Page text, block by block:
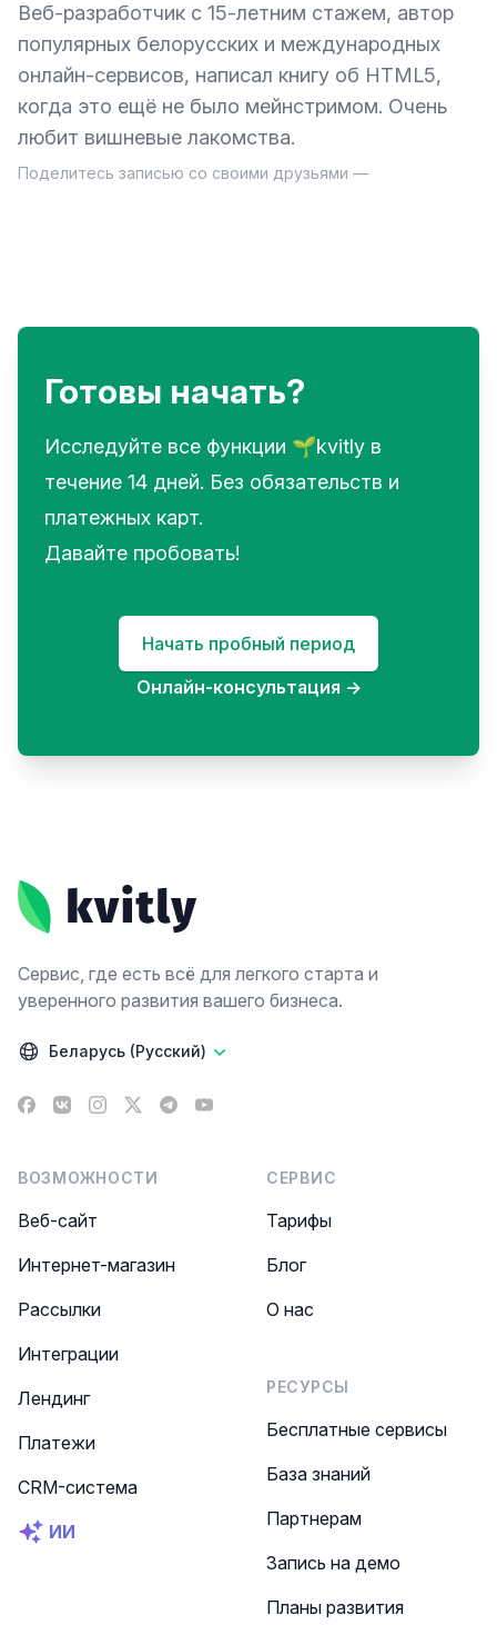
Веб-разработчик с 15-летним стажем, автор
популярных белорусских и международных
онлайн-сервисов, написал книгу об HTML5,
когда это ещё не было мейнстримом. Очень
любит вишневые лакомства.
Поделитесь записью со своими друзьями —
Готовы начать?
Исследуйте все функции 🌱kvitly в
течение 14 дней. Без обязательств и
платежных карт.
Давайте пробовать!
Начать пробный период
Онлайн-консультация →
Сервис, где есть всё для легкого старта и
уверенного развития вашего бизнеса.
Беларусь (Русский)
Facebook
VK Instagram
X TelegramYouTube
ВОЗМОЖНОСТИ
Веб-сайт
Интернет-магазин
Рассылки
Интеграции
Лендинг
Платежи
CRM-система
ИИ
СЕРВИС
Тарифы
Блог
О нас
РЕСУРСЫ
Бесплатные сервисы
База знаний
Партнерам
Запись на демо
Планы развития